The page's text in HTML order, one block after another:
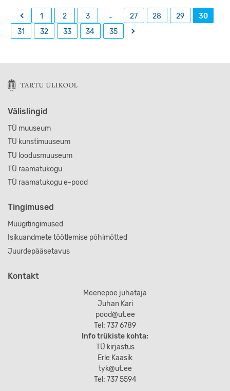
← 1 2 3 … 27 28 29
30
31
32 33 34 35 →
Välislingid
TÜ muuseum
TÜ kunstimuuseum
TÜ loodusmuuseum
TÜ raamatukogu
TÜ raamatukogu e-pood
Tingimused
Müügitingimused
Isikuandmete töötlemise põhimõtted
Juurdepääsetavus
Kontakt
Meenepoe juhataja
Juhan Kari
pood@ut.ee
Tel: 737 6789
Info trükiste kohta:
TÜ kirjastus
Erle Kaasik
tyk@ut.ee
Tel: 737 5594